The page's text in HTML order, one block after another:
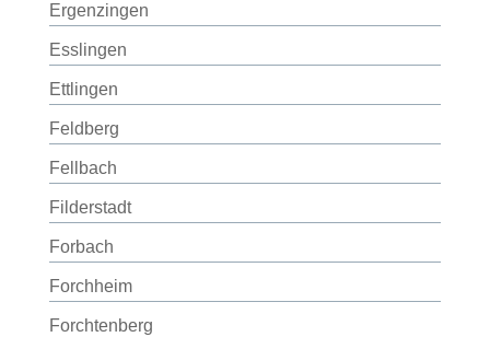
Ergenzingen
Esslingen
Ettlingen
Feldberg
Fellbach
Filderstadt
Forbach
Forchheim
Forchtenberg